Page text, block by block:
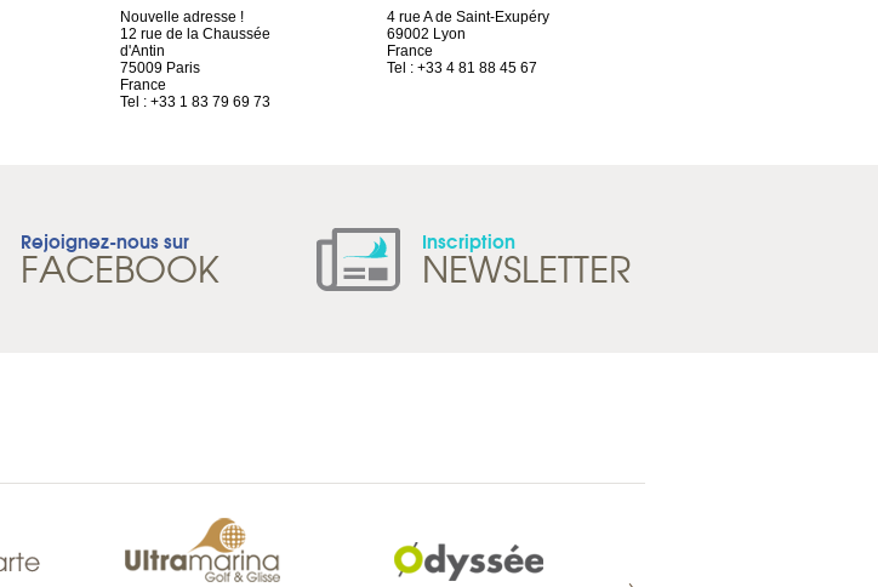
Nouvelle adresse !
12 rue de la Chaussée
d'Antin
75009 Paris
France
Tel : +33 1 83 79 69 73
4 rue A de Saint-Exupéry
69002 Lyon
France
Tel : +33 4 81 88 45 67
Rejoignez-nous sur
FACEBOOK Inscription
NEWSLETTER